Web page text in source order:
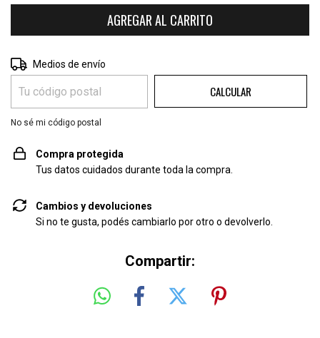
Entregas para el CP:
Medios de envío
CALCULAR
No sé mi código postal
Compra protegida
Tus datos cuidados durante toda la compra.
Cambios y devoluciones
Si no te gusta, podés cambiarlo por otro o devolverlo.
Compartir: